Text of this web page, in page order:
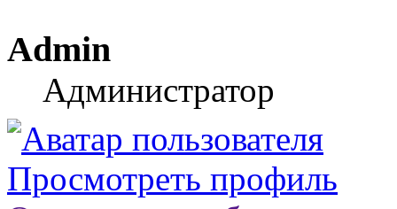
Admin
Администратор
Просмотреть профиль